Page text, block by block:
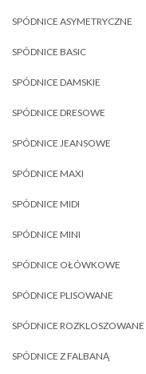
SPÓDNICE ASYMETRYCZNE
SPÓDNICE BASIC
SPÓDNICE DAMSKIE
SPÓDNICE DRESOWE
SPÓDNICE JEANSOWE
SPÓDNICE MAXI
SPÓDNICE MIDI
SPÓDNICE MINI
SPÓDNICE OŁÓWKOWE
SPÓDNICE PLISOWANE
SPÓDNICE ROZKLOSZOWANE
SPÓDNICE Z FALBANĄ